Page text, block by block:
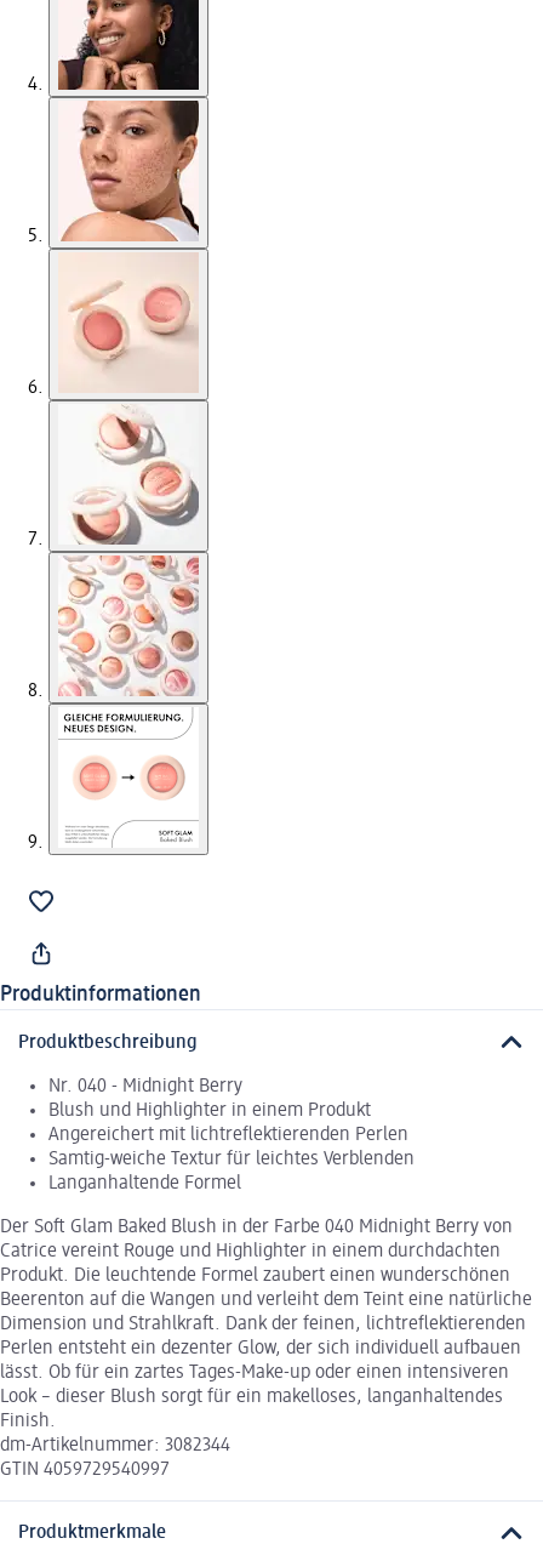
Produktinformationen
Produktbeschreibung
Nr. 040 - Midnight Berry
Blush und Highlighter in einem Produkt
Angereichert mit lichtreflektierenden Perlen
Samtig-weiche Textur für leichtes Verblenden
Langanhaltende Formel
Der Soft Glam Baked Blush in der Farbe 040 Midnight Berry von
Catrice vereint Rouge und Highlighter in einem durchdachten
Produkt. Die leuchtende Formel zaubert einen wunderschönen
Beerenton auf die Wangen und verleiht dem Teint eine natürliche
Dimension und Strahlkraft. Dank der feinen, lichtreflektierenden
Perlen entsteht ein dezenter Glow, der sich individuell aufbauen
lässt. Ob für ein zartes Tages-Make-up oder einen intensiveren
Look – dieser Blush sorgt für ein makelloses, langanhaltendes
Finish.
dm-Artikelnummer: 3082344
GTIN 4059729540997
Produktmerkmale